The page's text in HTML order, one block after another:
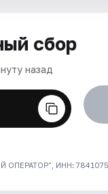
сбор
назад
ИНН: